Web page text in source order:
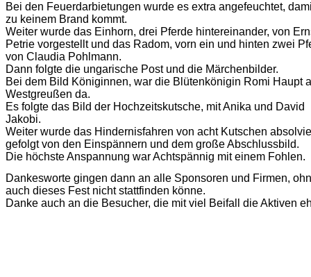
Bei den Feuerdarbietungen wurde es extra angefeuchtet,
zu keinem Brand kommt.
Weiter wurde das Einhorn, drei Pferde hintereinander, von
Petrie vorgestellt und das Radom, vorn ein und hinten zwei
von Claudia Pohlmann.
Dann folgte die ungarische Post und die Märchenbilder.
Bei dem Bild Königinnen, war die Blütenkönigin Romi Haupt
Westgreußen da.
Es folgte das Bild der Hochzeitskutsche, mit Anika und David
Jakobi.
Weiter wurde das Hindernisfahren von acht Kutschen
gefolgt von den Einspännern und dem große Abschlussbild.
Die höchste Anspannung war Achtspännig mit einem Fohlen.
Dankesworte gingen dann an alle Sponsoren und Firmen,
auch dieses Fest nicht stattfinden könne.
Danke auch an die Besucher, die mit viel Beifall die Aktiven